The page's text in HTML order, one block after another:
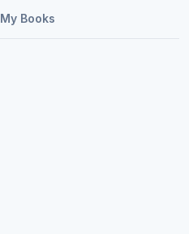
My Books